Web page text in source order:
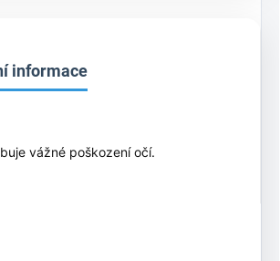
informace
vážné poškození očí.